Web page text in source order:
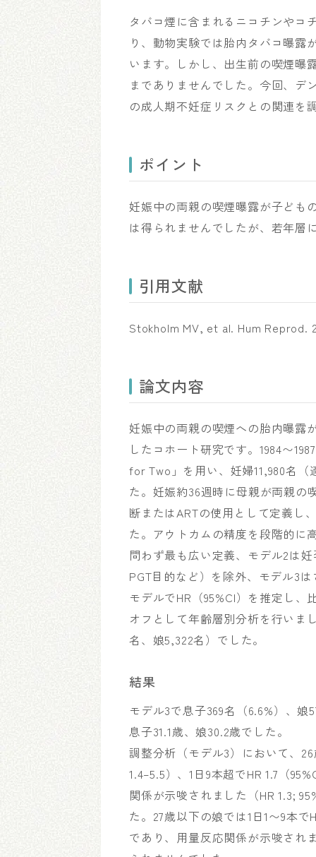
タバコ煙に含まれるニコチンやコ
り、動物実験では胎内タバコ曝
います。しかし、出生前の喫煙曝
までありませんでした。今回、デ
の成人期不妊症リスクとの関連を
ポイント
妊娠中の両親の喫煙曝露が子ども
は得られませんでしたが、若年層
引用文献
Stokholm MV, et al. Hum Reprod.
論文内容
妊娠中の両親の喫煙への胎内曝露
したコホート研究です。1984〜
for Two」を用い、妊婦11,980名（
た。妊娠約36週時に母親が両親の
断またはARTの使用として定義し
た。アウトカムの精度を段階的に
問わず最も広い定義、モデル2は
PGT目的など）を除外、モデル3
モデルでHR（95%CI）を推定し
オフとして年齢層別分析を行いま
名、娘5,322名）でした。
結果
モデル3で息子369名（6.6%）、
息子31.1歳、娘30.2歳でした。
調整分析（モデル3）において、
1.4–5.5）、1日9本超でHR 1.7（
関係が示唆されました（HR 1.3;
た。27歳以下の娘では1日1〜9本で
であり、用量反応関係が示唆され